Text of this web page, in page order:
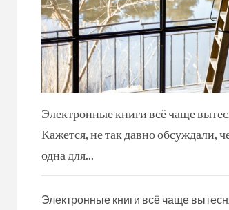
Электронные книги всё чаще
Кажется, не так давно обсуждали,
одна для...
Электронные книги всё чаще